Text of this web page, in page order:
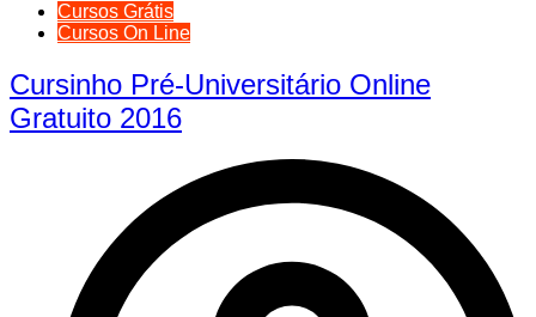
Cursos Grátis
Cursos On Line
Cursinho Pré-Universitário Online
Gratuito 2016